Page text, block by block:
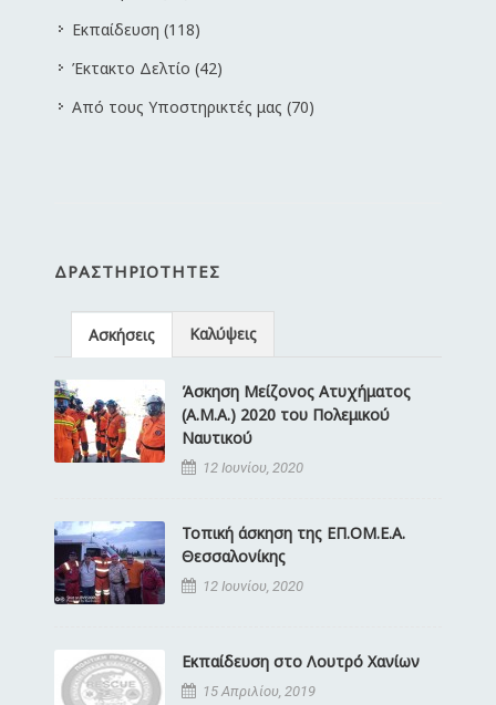
Εκπαίδευση (118)
Έκτακτο Δελτίο (42)
Από τους Υποστηρικτές μας (70)
ΔΡΑΣΤΗΡΙΌΤΗΤΕΣ
Ασκήσεις Καλύψεις
Άσκηση Μείζονος Ατυχήματος
(Α.Μ.Α.) 2020 του Πολεμικού
Ναυτικού
12 Ιουνίου, 2020
Τοπική άσκηση της ΕΠ.ΟΜ.Ε.Α.
Θεσσαλονίκης
12 Ιουνίου, 2020
Εκπαίδευση στο Λουτρό Χανίων
15 Απριλίου, 2019